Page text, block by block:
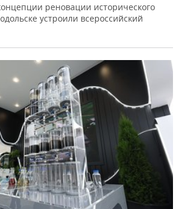
реновации исторического
устроили всероссийский